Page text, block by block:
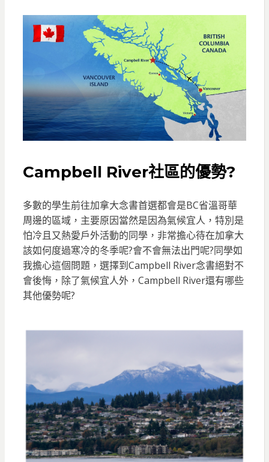
Campbell River社區的優勢?
多數的學生前往加拿大念書首選都會是BC省溫哥華
周邊的區域，主要原因當然是因為氣候宜人，特別是
怕冷且又熱愛戶外活動的同學，非常擔心待在加拿大
該如何度過寒冷的冬季呢?會不會無法出門呢?同學如
我擔心這個問題，選擇到Campbell River念書絕對不
會後悔，除了氣候宜人外，Campbell River還有哪些
其他優勢呢?